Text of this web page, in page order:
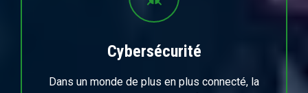
Cybersécurité
Dans un monde de plus en plus connecté, la